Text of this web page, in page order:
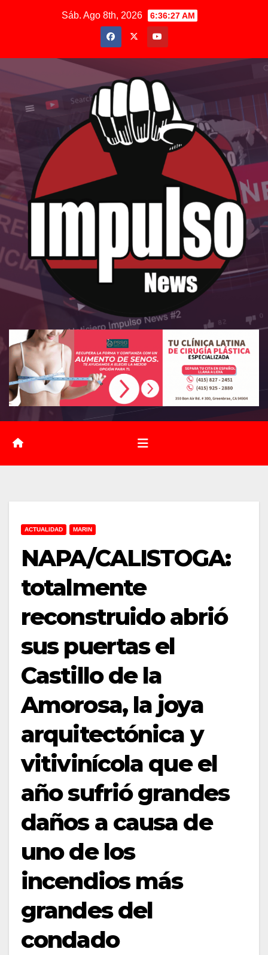
Sáb. Ago 8th, 2026 6:36:28 AM
ACTUALIDAD MARIN
NAPA/CALISTOGA:
totalmente
reconstruido abrió
sus puertas el
Castillo de la
Amorosa, la joya
arquitectónica y
vitivinícola que el
año sufrió grandes
daños a causa de
uno de los
incendios más
grandes del
condado